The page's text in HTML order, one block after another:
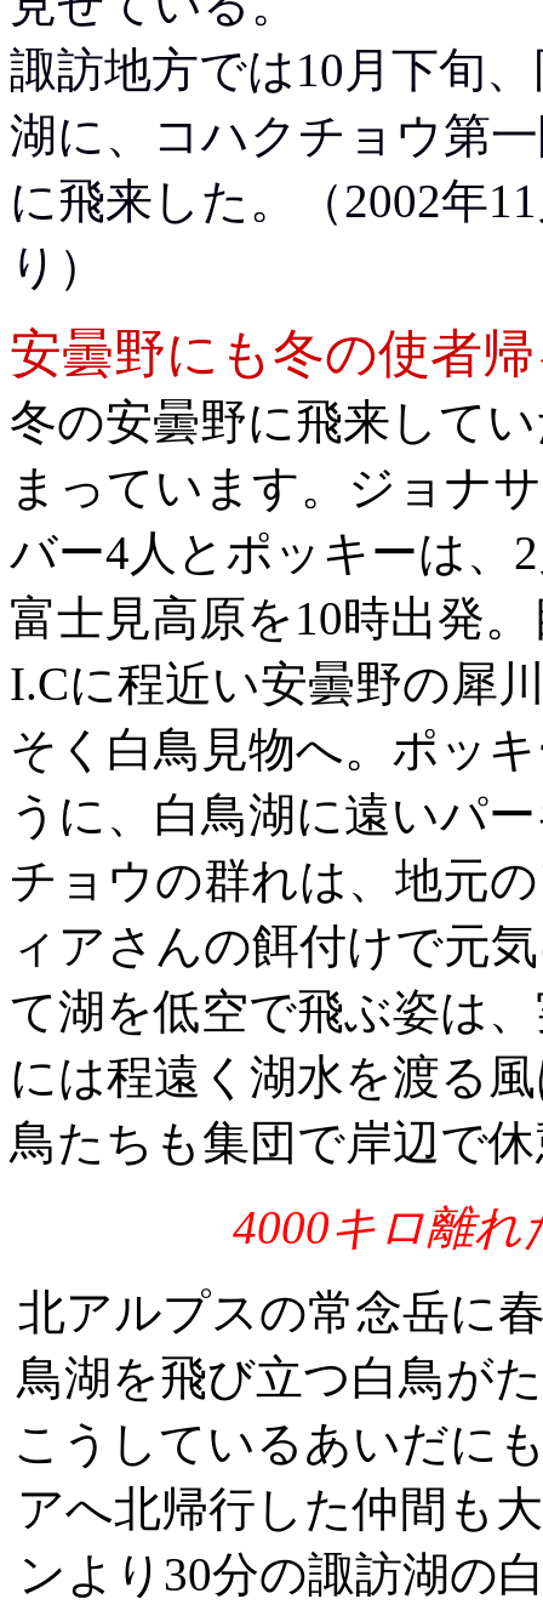
諏訪地方では10月下旬
湖に、コハクチョウ第
に飛来した。（2002年
り）
安曇野にも冬の使者
冬の安曇野に飛来して
まっています。 ジョナ
バー4人とポッキーは、
富士見高原を10時出発
I.Cに程近い安曇野の犀
そく白鳥見物へ。ポッ
うに、白鳥湖に遠いパ
チョウの群れは、地元
ィアさんの餌付けで元
て湖を低空で飛ぶ姿は
には程遠く湖水を渡る
鳥たちも集団で岸辺で
4000キロ離
北アルプスの常念岳に
鳥湖を飛び立つ白鳥が
こうしているあいだに
アへ北帰行した仲間も
ンより30分の諏訪湖の